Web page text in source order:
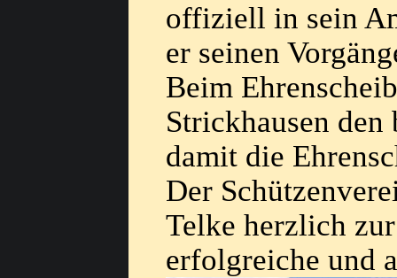
offiziell in sein
er seinen
Beim
Strickhausen den
damit die
Der
Telke herzlich
erfolgreiche und